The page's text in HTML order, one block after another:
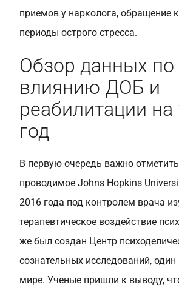
приемов у нарколога, обращение
периоды острого стресса.
Обзор данных по
влиянию ДОБ и
реабилитации на
год
В первую очередь важно
проводимое Johns Hopkins
2016 года под контролем врача
терапевтическое воздействие
же был создан Центр
сознательных исследований,
мире. Ученые пришли к выводу,